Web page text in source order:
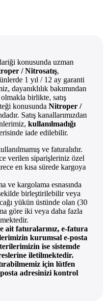
konusunda uzman
/ Nitrosatış,
1 yıl / 12 ay garanti
dayanıklılık bakımından
birlikte, satış
konusunda Nitroper /
Satış kanallarımızdan
kullanılmadığı
iade edilebilir.
ve faturalıdır.
verilen siparişleriniz özel
en kısa sürede kargoya
ve kargolama esnasında
birleştirilebilir veya
yükün üstünde olan (30
göre iki veya daha fazla
ait faturalarınız, e-fatura
kurumsal e-posta
ise sistemde
iletilmektedir.
için lütfen
posta adresinizi kontrol